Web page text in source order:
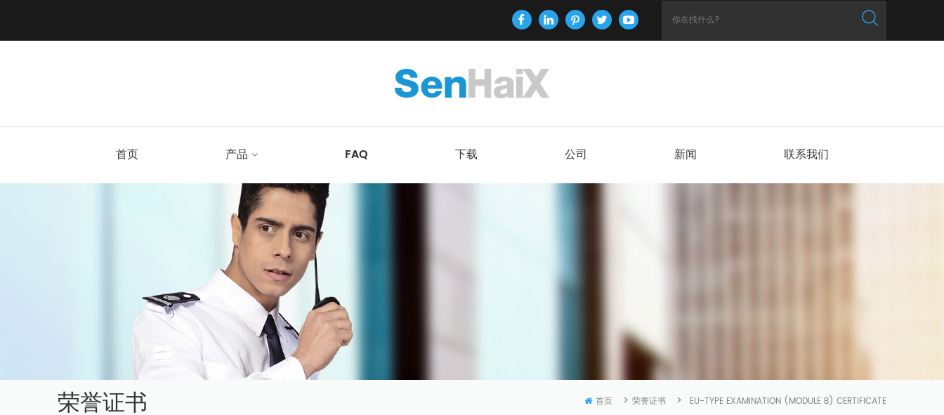
首页 产品 FAQ 下载 公司 新闻 联系我们
荣誉证书 首页 > 荣誉证书 > EU-TYPE EXAMINATION (MODULE B) CERTIFICATE